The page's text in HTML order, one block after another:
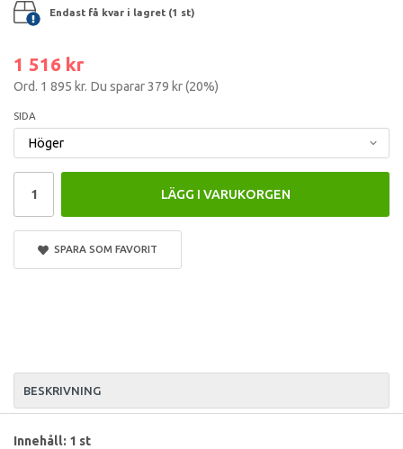
Endast få kvar i lagret (1 st)
1 516 kr
Ord. 1 895 kr. Du sparar379 kr(20%)
SIDA
LÄGG I VARUKORGEN
SPARA SOM FAVORIT
BESKRIVNING
Innehåll: 1 st